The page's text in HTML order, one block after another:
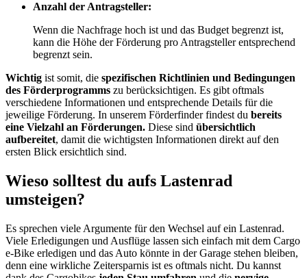
Anzahl der Antragsteller:
Wenn die Nachfrage hoch ist und das Budget begrenzt ist,
kann die Höhe der Förderung pro Antragsteller entsprechend
begrenzt sein.
Wichtig ist somit, die spezifischen Richtlinien und Bedingungen
des Förderprogramms zu berücksichtigen. Es gibt oftmals
verschiedene Informationen und entsprechende Details für die
jeweilige Förderung. In unserem Förderfinder findest du bereits
eine Vielzahl an Förderungen. Diese sind übersichtlich
aufbereitet, damit die wichtigsten Informationen direkt auf den
ersten Blick ersichtlich sind.
Wieso solltest du aufs Lastenrad
umsteigen?
Es sprechen viele Argumente für den Wechsel auf ein Lastenrad.
Viele Erledigungen und Ausflüge lassen sich einfach mit dem Cargo
e-Bike erledigen und das Auto könnte in der Garage stehen bleiben,
denn eine wirkliche Zeitersparnis ist es oftmals nicht. Du kannst